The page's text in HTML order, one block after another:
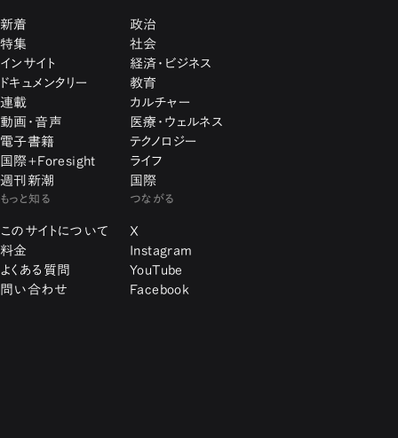
新着
特集
インサイト
ドキュメンタリー
連載
動画・音声
電子書籍
国際+Foresight
週刊新潮
政治
社会
経済・ビジネス
教育
カルチャー
医療・ウェルネス
テクノロジー
ライフ
国際
もっと知る
このサイトについて
料金
よくある質問
問い合わせ
つながる
X
Instagram
YouTube
Facebook